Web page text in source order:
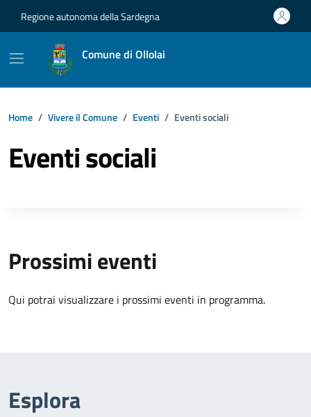
Regione autonoma della Sardegna
Comune di Ollolai
Home Vivere il Comune Eventi Eventi sociali
Eventi sociali
Prossimi eventi
Qui potrai visualizzare i prossimi eventi in programma.
Esplora